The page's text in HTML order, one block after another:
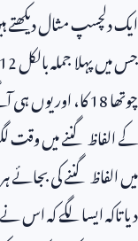
ایک دلچسپ مثال
جس میں پہلا جملہ بالکل12
چوتھا18کا، اور یوں ہی
کے الفاظ گننے میں
میں الفاظ گننے کی
دیا تاکہ ایسا لگے کہ